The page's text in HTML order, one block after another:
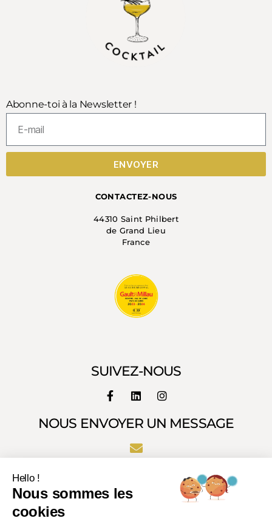
Abonne-toi à la Newsletter !
ENVOYER
CONTACTEZ-NOUS
44310 Saint Philbert
de Grand Lieu
France
SUIVEZ-NOUS
NOUS ENVOYER UN MESSAGE
Hello !
Nous sommes les
cookies